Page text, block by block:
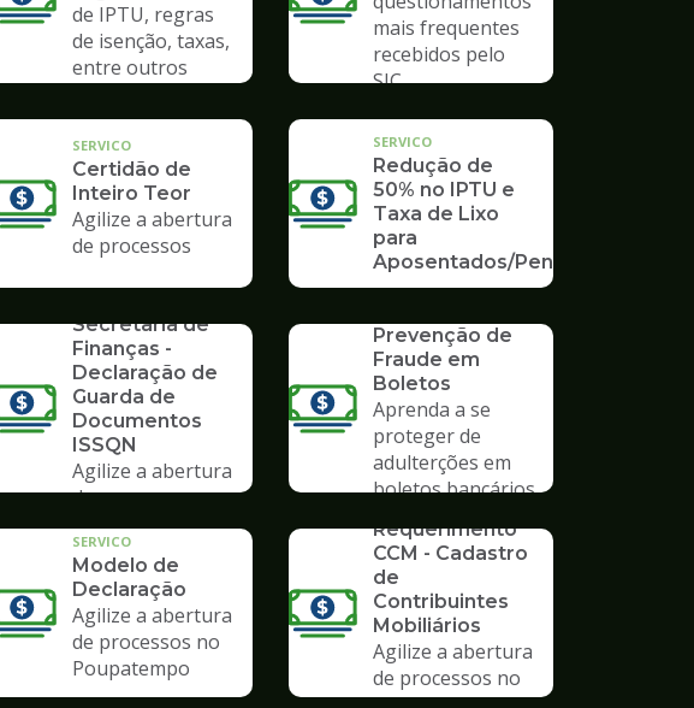
de IPTU, regras
de isenção, taxas,
entre outros
mais frequentes
recebidos pelo
SIC
SERVICO
Certidão de
Inteiro Teor
Agilize a abertura
de processos
SERVICO
Redução de
50% no IPTU e
Taxa de Lixo
para
Aposentados/Pensionistas
Secretaria de
Finanças -
Declaração de
Guarda de
Documentos
ISSQN
Agilize a abertura
de processos no
Poupatempo
Prevenção de
Fraude em
Boletos
Aprenda a se
proteger de
adulterções em
boletos bancários
SERVICO
Modelo de
Declaração
Agilize a abertura
de processos no
Poupatempo
Requerimento
CCM - Cadastro
de
Contribuintes
Mobiliários
Agilize a abertura
de processos no